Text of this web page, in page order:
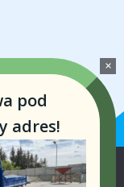
pod
adres!
usługi na
strony oznacza,